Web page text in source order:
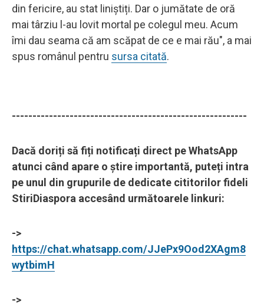
din fericire, au stat liniștiți. Dar o jumătate de oră
mai târziu l-au lovit mortal pe colegul meu. Acum
îmi dau seama că am scăpat de ce e mai rău", a mai
spus românul pentru sursa citată.
---------------------------------------------------------
Dacă doriți să fiți notificați direct pe WhatsApp
atunci când apare o știre importantă, puteți intra
pe unul din grupurile de dedicate cititorilor fideli
StiriDiaspora accesând următoarele linkuri:
->
https://chat.whatsapp.com/JJePx9Ood2XAgm8
wytbimH
->